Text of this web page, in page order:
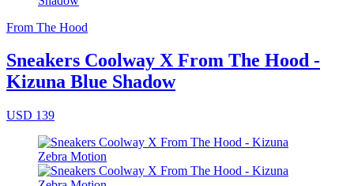
From The Hood
Sneakers Coolway X From The Hood -
Kizuna Blue Shadow
USD 139